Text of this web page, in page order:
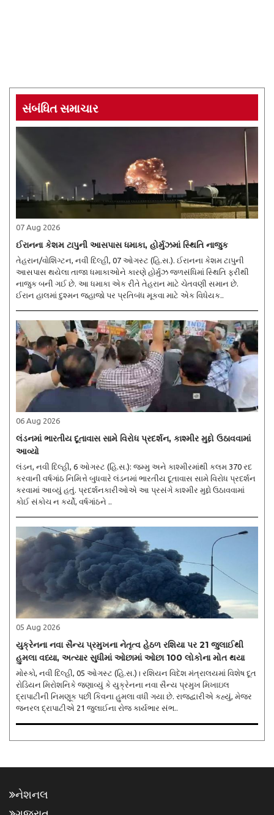
સંબંધિત સમાચાર
07 Aug 2026
ઈરાનના કેશમ ટાપુની આસપાસ ધમાકા, હોર્મુઝમાં સ્થિતિ નાજુક
તેહરાન/વોશિંગ્ટન, નવી દિલ્હી, 07 ઓગસ્ટ (હિ.સ.). ઈરાનના કેશમ ટાપુની
આસપાસ થયેલા તાજા ધમાકાઓને કારણે હોર્મુઝ જળસંધિમાં સ્થિતિ ફરીથી
નાજુક બની ગઈ છે. આ ધમાકા એક રીતે તેહરાન માટે ચેતવણી સમાન છે.
ઈરાન હાલમાં દુશ્મન જહાજો પર પ્રતિબંધ મૂકવા માટે એક વિધેયક..
06 Aug 2026
લંડનમાં ભારતીય દૂતાવાસ સામે વિરોધ પ્રદર્શન, કાશ્મીર મુદ્દો ઉઠાવવામાં
આવ્યો
લંડન, નવી દિલ્હી, 6 ઓગસ્ટ (હિ.સ.): જમ્મુ અને કાશ્મીરમાંથી કલમ 370 રદ
કરવાની વર્ષગાંઠ નિમિત્તે બુધવારે લંડનમાં ભારતીય દૂતાવાસ સામે વિરોધ પ્રદર્શન
કરવામાં આવ્યું હતું. પ્રદર્શનકારીઓએ આ પ્રસંગે કાશ્મીર મુદ્દો ઉઠાવવામાં
કોઈ સંકોચ ન કર્યો, વર્ષગાંઠને ..
05 Aug 2026
યુક્રેનના નવા સૈન્ય પ્રમુખના નેતૃત્વ હેઠળ રશિયા પર 21 જુલાઈથી
હુમલા વધ્યા, અત્યાર સુધીમાં ઓછામાં ઓછા 100 લોકોના મોત થયા
મોસ્કો, નવી દિલ્હી, 05 ઓગસ્ટ (હિ.સ.)। રશિયન વિદેશ મંત્રાલયમાં વિશેષ દૂત
રોડિયન મિરોશનિકે જણાવ્યું કે યુક્રેનના નવા સૈન્ય પ્રમુખ મિખાઇલ
દ્રાપાટીની નિમણૂક પછી કિવના હુમલા વધી ગયા છે. રાજદ્વારીએ કહ્યું, મેજર
જનરલ દ્રાપાટીએ 21 જુલાઈના રોજ કાર્યભાર સંભ..
નેશનલ